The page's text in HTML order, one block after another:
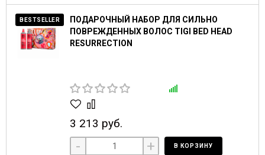
BESTSELLER
ПОДАРОЧНЫЙ НАБОР ДЛЯ СИЛЬНО
ПОВРЕЖДЕННЫХ ВОЛОС TIGI BED HEAD
RESURRECTION
3 213 руб.
- + В КОРЗИНУ